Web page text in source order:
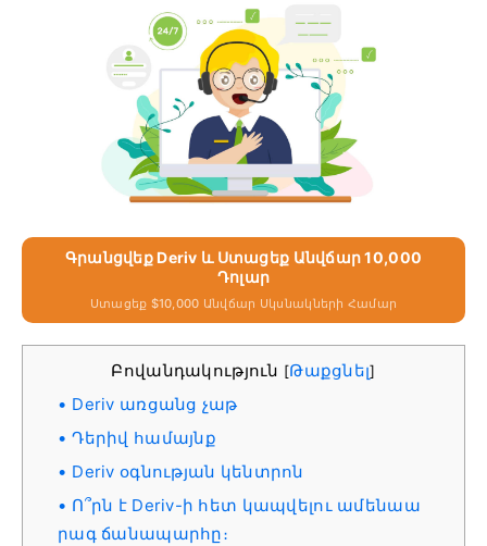
Գրանցվեք Deriv ԵՒ Ստացեք Անվճար 10,000
Դոլար
Ստացեք $10,000 Անվճար Սկսնակների Համար
Բովանդակություն [Թաքցնել]
Deriv առցանց չաթ
Դերիվ համայնք
Deriv օգնության կենտրոն
Ո՞րն է Deriv-ի հետ կապվելու ամենաա
րագ ճանապարհը։